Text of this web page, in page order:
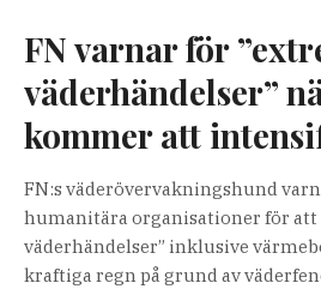
FN varnar för
väderhändelser”
kommer att
FN:s väderövervakningshund
humanitära organisationer för att
väderhändelser” inklusive
kraftiga regn på grund av